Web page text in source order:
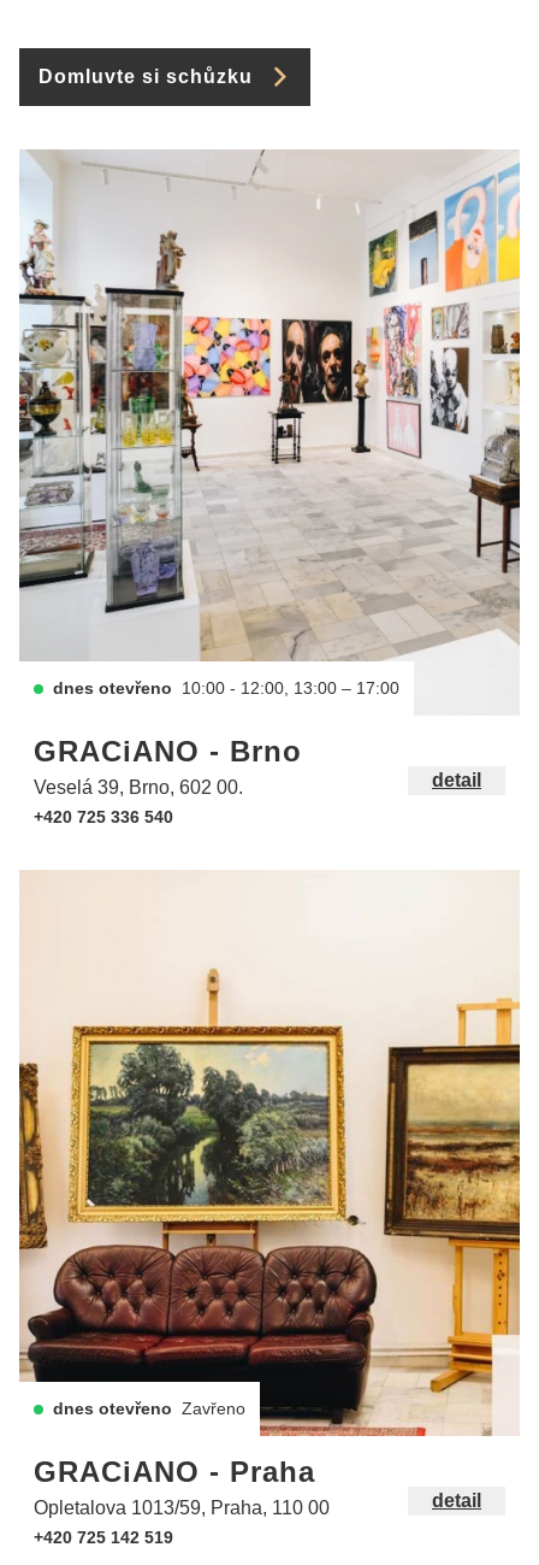
Domluvte si schůzku
dnes otevřeno 10:00 - 12:00, 13:00 – 17:00
GRACiANO - Brno
Veselá 39, Brno, 602 00.
+420 725 336 540
detail
dnes otevřeno Zavřeno
GRACiANO - Praha
Opletalova 1013/59, Praha, 110 00
+420 725 142 519
detail